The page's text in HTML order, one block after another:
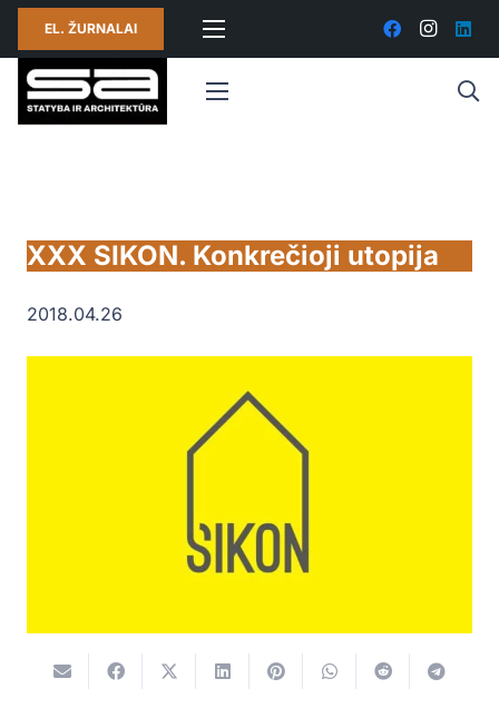
EL. ŽURNALAI
XXX SIKON. Konkrečioji utopija
2018.04.26